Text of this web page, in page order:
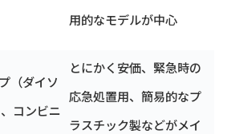
用的なモデルが中心
（ダイソ
コンビニ
とにかく安価、緊急時の
応急処置用、簡易的なプ
ラスチック製などがメイ